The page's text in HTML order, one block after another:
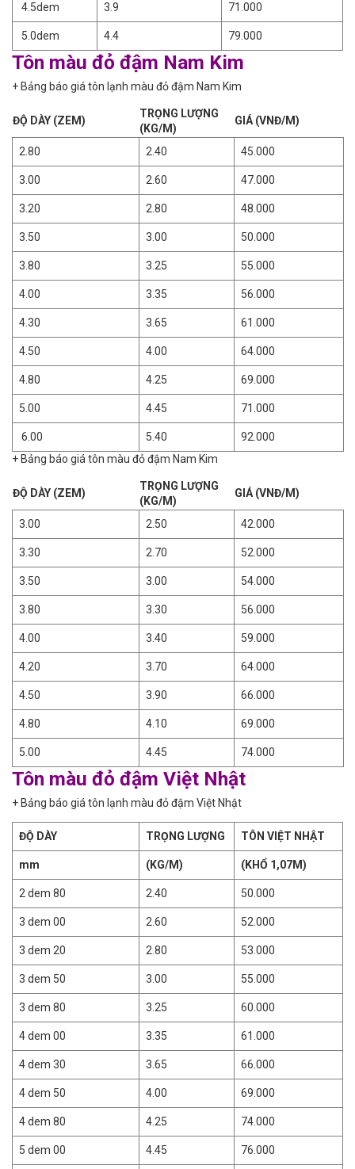
4.5dem 3.9 71.000
5.0dem 4.4 79.000
Tôn màu đỏ đậm Nam Kim
+ Bảng báo giá tôn lạnh màu đỏ đậm Nam Kim
ĐỘ DÀY (ZEM)
TRỌNG LƯỢNG
(KG/M)
GIÁ (VNĐ/M)
2.80 2.40 45.000
3.00 2.60 47.000
3.20 2.80 48.000
3.50 3.00 50.000
3.80 3.25 55.000
4.00 3.35 56.000
4.30 3.65 61.000
4.50 4.00 64.000
4.80 4.25 69.000
5.00 4.45 71.000
6.00 5.40
92.000
+ Bảng báo giá tôn màu đỏ đậm Nam Kim
ĐỘ DÀY (ZEM)
TRỌNG LƯỢNG
(KG/M)
GIÁ (VNĐ/M)
3.00 2.50 42.000
3.30 2.70 52.000
3.50 3.00 54.000
3.80 3.30 56.000
4.00 3.40 59.000
4.20 3.70 64.000
4.50 3.90 66.000
4.80 4.10 69.000
5.00 4.45 74.000
Tôn màu đỏ đậm Việt Nhật
+ Bảng báo giá tôn lạnh màu đỏ đậm Việt Nhật
ĐỘ DÀY TRỌNG LƯỢNG TÔN VIỆT NHẬT
mm (KG/M) (KHỔ 1,07M)
2 dem 80 2.40 50.000
3 dem 00 2.60 52.000
3 dem 20 2.80 53.000
3 dem 50 3.00 55.000
3 dem 80 3.25 60.000
4 dem 00 3.35 61.000
4 dem 30 3.65 66.000
4 dem 50 4.00 69.000
4 dem 80 4.25 74.000
5 dem 00 4.45 76.000